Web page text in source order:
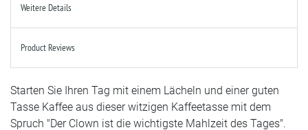
Weitere Details
Product Reviews
Starten Sie Ihren Tag mit einem Lächeln und einer guten
Tasse Kaffee aus dieser witzigen Kaffeetasse mit dem
Spruch "Der Clown ist die wichtigste Mahlzeit des Tages".